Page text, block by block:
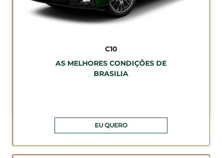
C10
AS MELHORES CONDIÇÕES DE
BRASILIA
EU QUERO